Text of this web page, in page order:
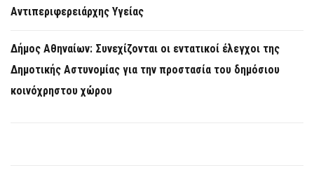
Αντιπεριφερειάρχης Υγείας
Δήμος Αθηναίων: Συνεχίζονται οι εντατικοί έλεγχοι της
Δημοτικής Αστυνομίας για την προστασία του δημόσιου
κοινόχρηστου χώρου